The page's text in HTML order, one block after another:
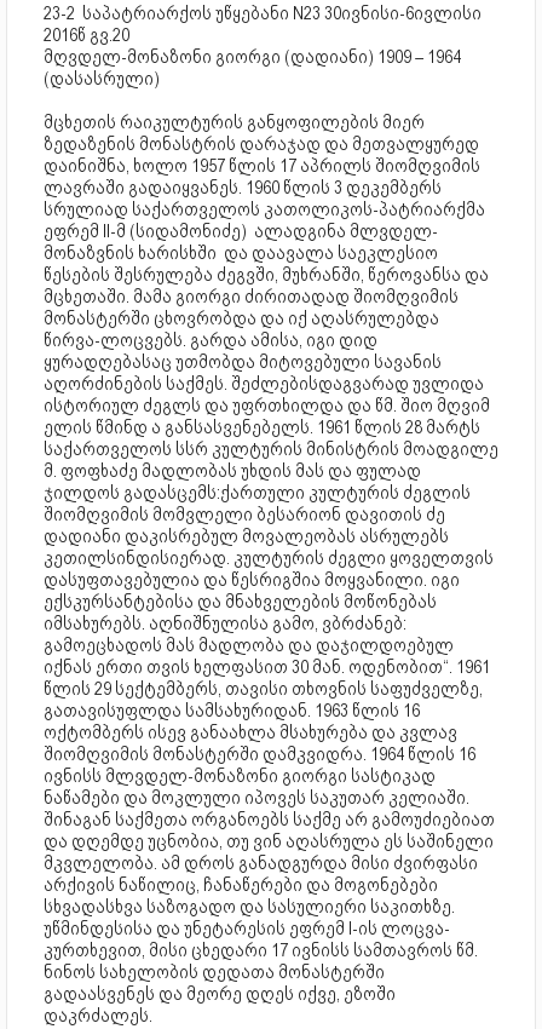
23-2 საპატრიარქოს უწყებანი N23 30ივნისი-6ივლისი
2016წ გვ.20
მღვდელ-მონაზონი გიორგი (დადიანი) 1909 – 1964
(დასასრული)
მცხეთის რაიკულტურის განყოფილების მიერ
ზედაზენის მონასტრის დარაჯად და მეთვალყურედ
დაინიშნა, ხოლო 1957 წლის 17 აპრილს შიომღვიმის
ლავრაში გადაიყვანეს. 1960 წლის 3 დეკემბერს
სრულიად საქართველოს კათოლიკოს-პატრიარქმა
ეფრემ II-მ (სიდამონიძე) ალადგინა მლვდელ-
მონაზვნის ხარისხში და დაავალა საეკლესიო
წესების შესრულება ძეგვში, მუხრანში, წეროვანსა და
მცხეთაში. მამა გიორგი ძირითადად შიომღვიმის
მონასტერში ცხოვრობდა და იქ აღასრულებდა
წირვა-ლოცვებს. გარდა ამისა, იგი დიდ
ყურადღებასაც უთმობდა მიტოვებული სავანის
აღორძინების საქმეს. შეძლებისდაგვარად უვლიდა
ისტორიულ ძეგლს და უფრთხილდა და წმ. შიო მღვიმ
ელის წმინდ ა განსასვენებელს. 1961 წლის 28 მარტს
საქართველოს სსრ კულტურის მინისტრის მოადგილე
მ. ფოფხაძე მადლობას უხდის მას და ფულად
ჯილდოს გადასცემს:ქართული კულტურის ძეგლის
შიომღვიმის მომვლელი ბესარიონ დავითის ძე
დადიანი დაკისრებულ მოვალეობას ასრულებს
კეთილსინდისიერად. კულტურის ძეგლი ყოველთვის
დასუფთავებულია და წესრიგშია მოყვანილი. იგი
ექსკურსანტებისა და მნახველების მოწონებას
იმსახურებს. აღნიშნულისა გამო, ვბრძანებ:
გამოეცხადოს მას მადლობა და დაჯილდოებულ
იქნას ერთი თვის ხელფასით 30 მან. ოდენობით“. 1961
წლის 29 სექტემბერს, თავისი თხოვნის საფუძველზე,
გათავისუფლდა სამსახურიდან. 1963 წლის 16
ოქტომბერს ისევ განაახლა მსახურება და კვლავ
შიომღვიმის მონასტერში დამკვიდრა. 1964 წლის 16
ივნისს მლვდელ-მონაზონი გიორგი სასტიკად
ნაწამები და მოკლული იპოვეს საკუთარ კელიაში.
შინაგან საქმეთა ორგანოებს საქმე არ გამოუძიებიათ
და დღემდე უცნობია, თუ ვინ აღასრულა ეს საშინელი
მკვლელობა. ამ დროს განადგურდა მისი ძვირფასი
არქივის ნაწილიც, ჩანაწერები და მოგონებები
სხვადასხვა საზოგადო და სასულიერი საკითხზე.
უწმინდესისა და უნეტარესის ეფრემ I-ის ლოცვა-
კურთხევით, მისი ცხედარი 17 ივნისს სამთავროს წმ.
ნინოს სახელობის დედათა მონასტერში
გადაასვენეს და მეორე დღეს იქვე, ეზოში
დაკრძალეს.